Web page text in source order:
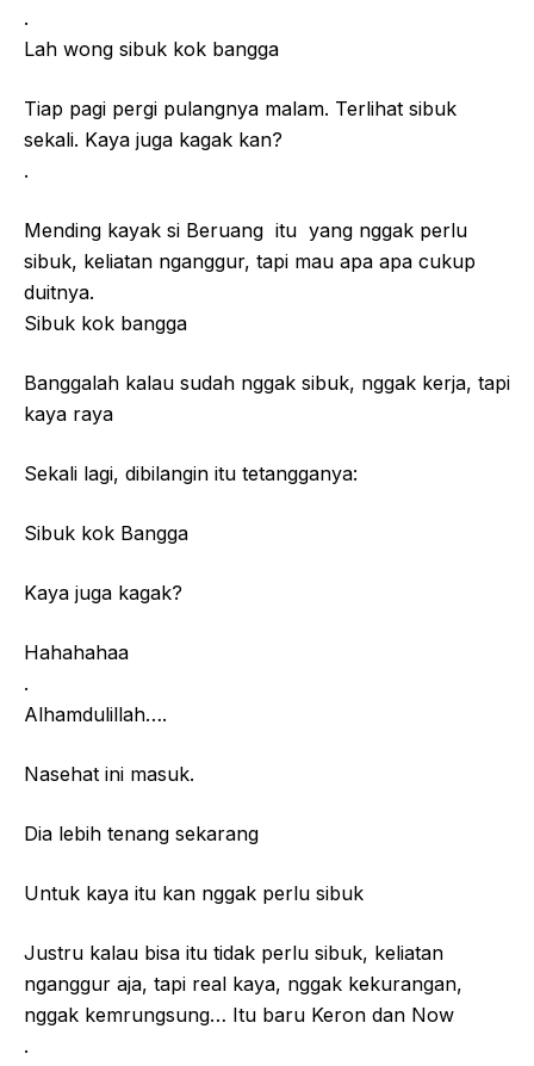
.
Lah wong sibuk kok bangga
Tiap pagi pergi pulangnya malam. Terlihat sibuk
sekali. Kaya juga kagak kan?
.
Mending kayak si Beruang itu yang nggak perlu
sibuk, keliatan nganggur, tapi mau apa apa cukup
duitnya.
Sibuk kok bangga
Banggalah kalau sudah nggak sibuk, nggak kerja, tapi
kaya raya
Sekali lagi, dibilangin itu tetangganya:
Sibuk kok Bangga
Kaya juga kagak?
Hahahahaa
.
Alhamdulillah….
Nasehat ini masuk.
Dia lebih tenang sekarang
Untuk kaya itu kan nggak perlu sibuk
Justru kalau bisa itu tidak perlu sibuk, keliatan
nganggur aja, tapi real kaya, nggak kekurangan,
nggak kemrungsung… Itu baru Keron dan Now
.